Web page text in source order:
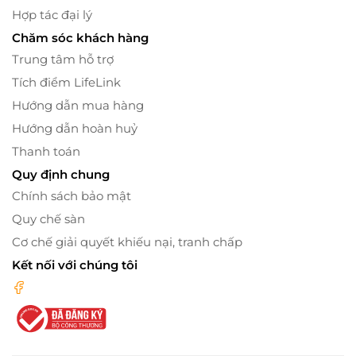
Hợp tác đại lý
Chăm sóc khách hàng
Trung tâm hỗ trợ
Tích điểm LifeLink
Hướng dẫn mua hàng
Hướng dẫn hoàn huỷ
Thanh toán
Quy định chung
Chính sách bảo mật
Quy chế sàn
Cơ chế giải quyết khiếu nại, tranh chấp
Kết nối với chúng tôi